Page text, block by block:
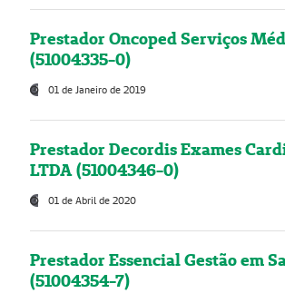
Prestador Oncoped Serviços
(51004335-0)
01 de Janeiro de 2019
Prestador Decordis Exames
LTDA (51004346-0)
01 de Abril de 2020
Prestador Essencial Gestão em
(51004354-7)